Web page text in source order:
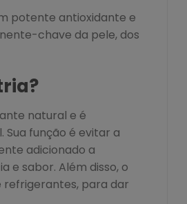
potente antioxidante e
chave da pele, dos
natural e é
função é evitar a
adicionado a
e sabor. Além disso, o
refrigerantes, para dar